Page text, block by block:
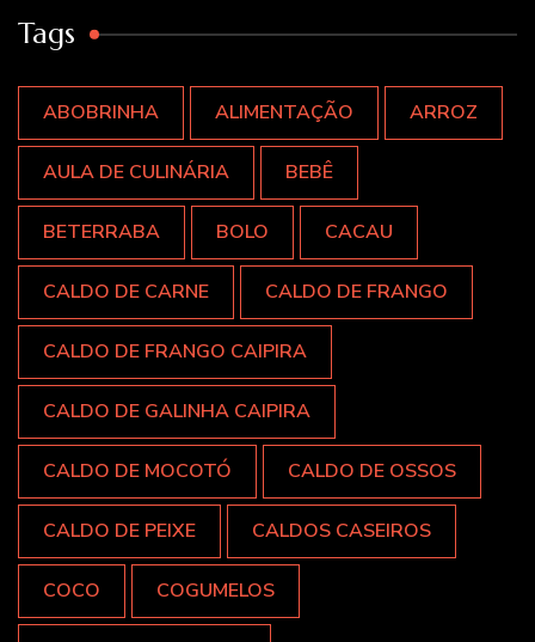
Tags
ABOBRINHA ALIMENTAÇÃO ARROZ
AULA DE CULINÁRIA BEBÊ
BETERRABA BOLO CACAU
CALDO DE CARNE CALDO DE FRANGO
CALDO DE FRANGO CAIPIRA
CALDO DE GALINHA CAIPIRA
CALDO DE MOCOTÓ CALDO DE OSSOS
CALDO DE PEIXE CALDOS CASEIROS
COCO COGUMELOS